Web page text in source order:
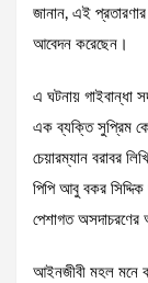
জানান, এই
আবেদন করেছেন।
এ ঘটনায় গাইবান্ধা
এক ব্যক্তি সুপ্রিম
চেয়ারম্যান বরাবর
পিপি আবু বকর
পেশাগত অসদাচরণের
আইনজীবী মহল মনে